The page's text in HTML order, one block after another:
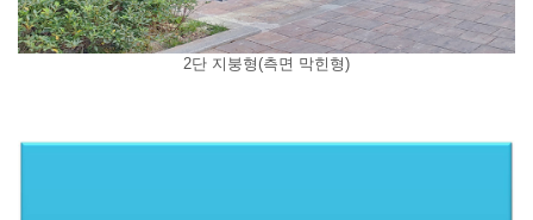
2단 지붕형(측면 막힌형)